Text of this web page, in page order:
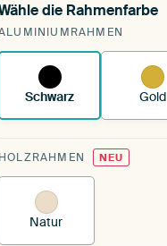
Du spannst einen
vorhandenen
die Rahmenfarbe
Schwarz Gold
HOLZRAHMEN NEU
Natur